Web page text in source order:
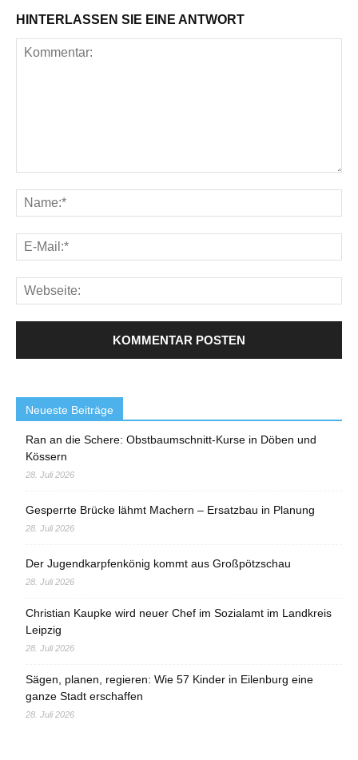
HINTERLASSEN SIE EINE ANTWORT
Neueste Beiträge
Ran an die Schere: Obstbaumschnitt-Kurse in Döben und
Kössern
28. Juli 2026
Gesperrte Brücke lähmt Machern – Ersatzbau in Planung
28. Juli 2026
Der Jugendkarpfenkönig kommt aus Großpötzschau
28. Juli 2026
Christian Kaupke wird neuer Chef im Sozialamt im Landkreis
Leipzig
28. Juli 2026
Sägen, planen, regieren: Wie 57 Kinder in Eilenburg eine
ganze Stadt erschaffen
28. Juli 2026